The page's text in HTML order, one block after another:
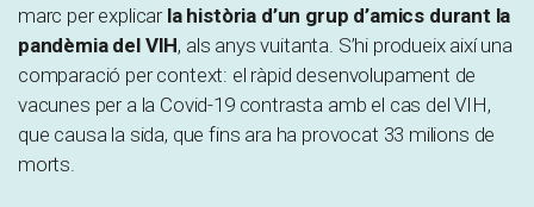
marc per explicarla història d’un grup d’amics durant la
pandèmia del VIH, als anys vuitanta. S’hi produeix així una
comparació per context: el ràpid desenvolupament de
vacunes per a la Covid-19 contrasta amb el cas del VIH,
que causa la sida, que fins ara ha provocat 33 milions de
morts.